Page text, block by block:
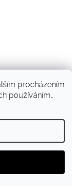
procházením
používáním..